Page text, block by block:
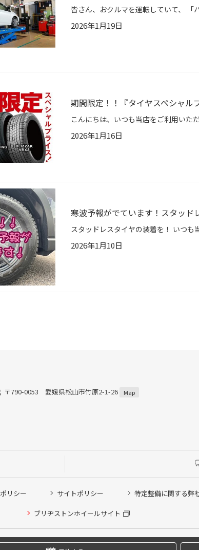
2026年1月19日
期間限定！！『タイヤスペシャル
2026年1月16日
寒波予報がでています！スタッド
2026年1月10日
〒790-0053 愛媛県松山市竹原2-1-26 Map
リシー サイトポリシー 特定整備に関する弊
ブリヂストンホイールサイト
© 2024 Bridgestone Retail Co.,Ltd. All rights Reserved.
会員の方はこちらを選択ください
ません